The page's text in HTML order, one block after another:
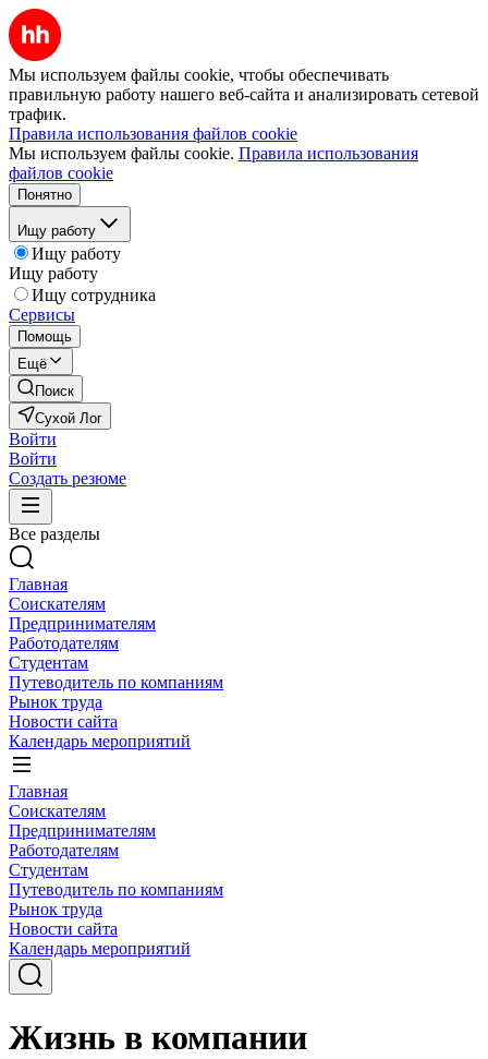
Мы используем файлы cookie, чтобы обеспечивать
правильную работу нашего веб-сайта и анализировать сетевой
трафик.
Правила использования файлов cookie
Мы используем файлы cookie. Правила использования
файлов cookie
Понятно
Ищу работу
Ищу работу
Ищу работу
Ищу сотрудника
Сервисы
Помощь
Ещё
Поиск
Сухой Лог
Войти
Войти
Создать резюме
Все разделы
Главная
Соискателям
Предпринимателям
Работодателям
Студентам
Путеводитель по компаниям
Рынок труда
Новости сайта
Календарь мероприятий
Главная
Соискателям
Предпринимателям
Работодателям
Студентам
Путеводитель по компаниям
Рынок труда
Новости сайта
Календарь мероприятий
Жизнь в компании